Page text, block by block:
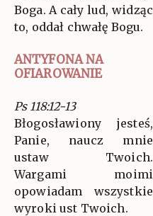
Boga. A cały lud, widząc
to, oddał chwałę Bogu.
ANTYFONA NA
OFIAROWANIE
Ps 118:12-13
Błogosławiony jesteś,
Panie, naucz mnie
ustaw Twoich.
Wargami moimi
opowiadam wszystkie
wyroki ust Twoich.